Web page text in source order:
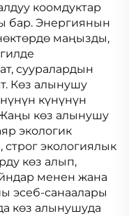
коомдуктар
бар. Энергиянын
маңызды,
сууралардын
Көз алынушу
күнүнүн
Жаңы көз алынушу
экологик
экологиялык
көз алып,
менен жана
эсеб-санаалары
көз алынушуда